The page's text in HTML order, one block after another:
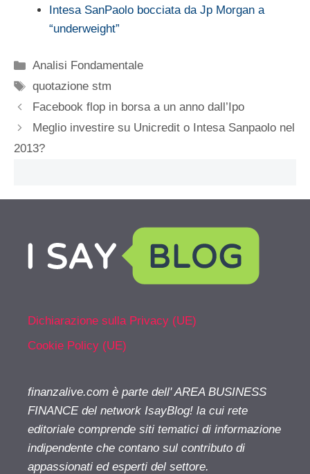
Intesa SanPaolo bocciata da Jp Morgan a
“underweight”
Categorie
Analisi Fondamentale
Tag
quotazione stm
Facebook flop in borsa a un anno dall’Ipo
Meglio investire su Unicredit o Intesa Sanpaolo nel
2013?
Dichiarazione sulla Privacy (UE)
Cookie Policy (UE)
finanzalive.com è parte dell' AREA BUSINESS
FINANCE del network IsayBlog! la cui rete
editoriale comprende siti tematici di informazione
indipendente che contano sul contributo di
appassionati ed esperti del settore.